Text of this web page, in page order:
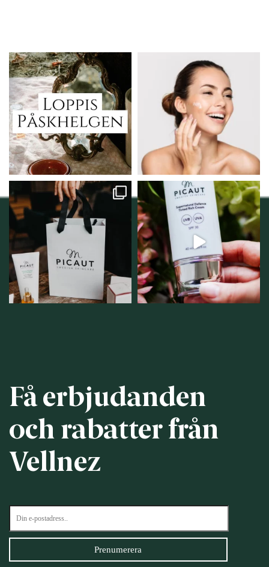
Vi skall ha loppis!
I Vellnez anda;...
6 0
Behandlingserbjudande
februari-mars!
Vi...
0
Vellnez – din
samlingsplats för
personlig handel i
12 0
Njut av solens härliga
strålar men skydda dig...
12 1
Få erbjudanden
och rabatter från
Vellnez